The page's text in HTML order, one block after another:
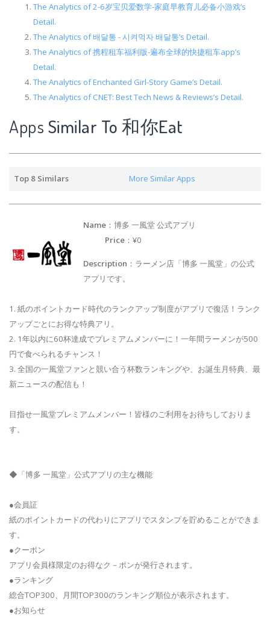
The Analytics of 2-6岁宝贝爱数学-家庭早教育儿必备小游戏’s
Detail.
The Analytics of 배달통 - 시켜먹자 배달통’s Detail.
The Analytics of 携程租车福利版-遍布全球的快捷租车app’s
Detail.
The Analytics of Enchanted Girl-Story Game’s Detail.
The Analytics of CNET: Best Tech News & Reviews’s Detail.
Apps Similar To 和你Eat
Top 8 Similars More Similar Apps
Name ：博多 一風堂 公式アプリ
Price ：¥0
Description ：ラーメン店「博多 一風堂」の公式
アプリです。
1. 紙のポイントカード時代のランクアップ制度がアプリで復活！ランク
アップごとにお得な特典アリ。
2. 1年以内に60杯達成でプレミアムメンバーに！一年間ラーメンが500
円で食べられるチャンス！
3. 全国の一風堂ファンと競い合う杯数ランキングや、お誕生月特典、最
新ニュースの配信も！
目指せ一風堂プレミアムメンバー！皆様のご利用をお待ちしておりま
す。
◆「博多 一風堂」公式アプリの主な機能
●会員証
紙のポイントカードの代わりにアプリでスタンプを貯めることができま
す。
●クーポン
アプリ会員様限定のお得なク－ポンが発行されます。
●ランキング
総合TOP300、月間TOP300のランキング順位が表示されます。
●お知らせ